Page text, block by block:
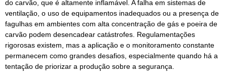
do carvão, que é altamente inflamável. A falha em sistemas de
ventilação, o uso de equipamentos inadequados ou a presença de
fagulhas em ambientes com alta concentração de gás e poeira de
carvão podem desencadear catástrofes. Regulamentações
rigorosas existem, mas a aplicação e o monitoramento constante
permanecem como grandes desafios, especialmente quando há a
tentação de priorizar a produção sobre a segurança.